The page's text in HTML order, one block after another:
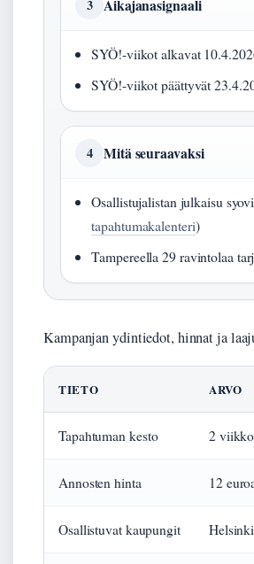
3 Aikajanasignaali
SYÖ!-viikot alkavat
SYÖ!-viikot päättyvät
4 Mitä seuraavaksi
Osallistujalistan julkaisu
tapahtumakalenteri)
Tampereella 29 ravintolaa
Kampanjan ydintiedot, hinnat ja
TIETO ARVO
Tapahtuman kesto 2
Annosten hinta 12
Osallistuvat kaupungit